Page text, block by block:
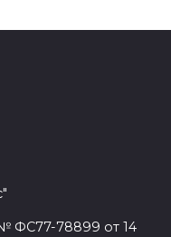
ФС77-78899 от 14